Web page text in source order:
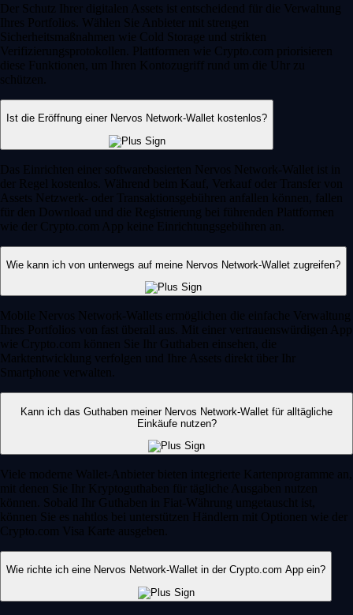
Der Schutz Ihrer digitalen Assets ist entscheidend für die Verwaltung
Ihres Portfolios. Wählen Sie Anbieter mit strengen
Sicherheitsmaßnahmen wie Cold Storage und strikten
Verifizierungsprotokollen. Plattformen wie Crypto.com priorisieren
diese Funktionen, um Ihren Kontozugriff rund um die Uhr zu
schützen.
Ist die Eröffnung einer Nervos Network-Wallet kostenlos?
Das Einrichten einer softwarebasierten Nervos Network-Wallet ist in
der Regel kostenlos. Während beim Kauf, Verkauf oder Transfer von
Assets Netzwerk- oder Transaktionsgebühren anfallen können, fallen
für den Download und die Registrierung bei führenden Plattformen
wie der Crypto.com App keine Einrichtungsgebühren an.
Wie kann ich von unterwegs auf meine Nervos Network-Wallet zugreifen?
Mobile Nervos Network-Wallets ermöglichen die einfache Verwaltung
Ihres Portfolios von fast überall aus. Mit einer vertrauenswürdigen App
wie Crypto.com können Sie Ihr Guthaben einsehen, die
Marktentwicklung verfolgen und Ihre Assets direkt über Ihr
Smartphone verwalten.
Kann ich das Guthaben meiner Nervos Network-Wallet für alltägliche
Einkäufe nutzen?
Viele moderne Wallet-Anbieter bieten integrierte Kartenprogramme an,
mit denen Sie Ihr Kryptoguthaben für tägliche Ausgaben nutzen
können. Sobald Ihr Guthaben in Fiat-Währung umgetauscht ist,
können Sie es nahtlos bei unterstützen Händlern mit Optionen wie der
Crypto.com Visa Karte ausgeben.
Wie richte ich eine Nervos Network-Wallet in der Crypto.com App ein?